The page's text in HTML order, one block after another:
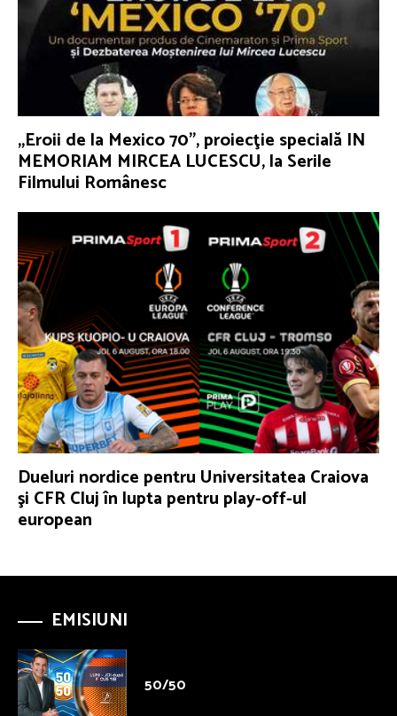
„Eroii de la Mexico 70”, proiecţie specială IN
MEMORIAM MIRCEA LUCESCU, la Serile
Filmului Românesc
Dueluri nordice pentru Universitatea Craiova
şi CFR Cluj în lupta pentru play-off-ul
european
EMISIUNI
50/50